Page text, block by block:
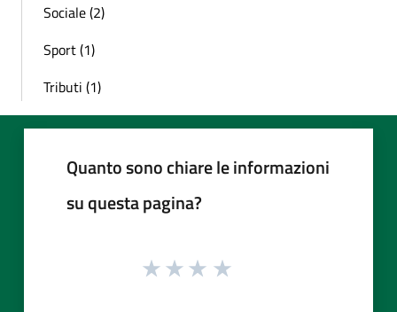
Sociale (2)
Sport (1)
Tributi (1)
Quanto sono chiare le informazioni
su questa pagina?